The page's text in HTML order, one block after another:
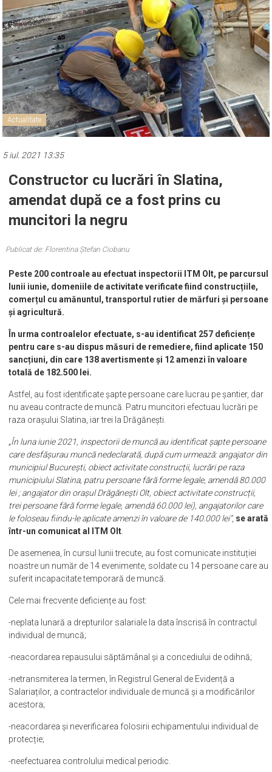
Actualitate
5 iul. 2021 13:35
Constructor cu lucrări în Slatina,
amendat după ce a fost prins cu
muncitori la negru
Publicat de: Florentina Ștefan Ciobanu
Peste 200 controale au efectuat inspectorii ITM Olt, pe parcursul
lunii iunie, domeniile de activitate verificate fiind construcțiile,
comerțul cu amănuntul, transportul rutier de mărfuri și persoane
și agricultură.
În urma controalelor efectuate, s-au identificat 257 deficiențe
pentru care s-au dispus măsuri de remediere, fiind aplicate 150
sancțiuni, din care 138 avertismente și 12 amenzi în valoare
totală de 182.500 lei.
Astfel, au fost identificate șapte persoane care lucrau pe șantier, dar
nu aveau contracte de muncă. Patru muncitori efectuau lucrări pe
raza orașului Slatina, iar trei la Drăgănești.
„În luna iunie 2021, inspectorii de muncă au identificat șapte persoane
care desfășurau muncă nedeclarată, după cum urmează: angajator din
municipiul București, obiect activitate construcții, lucrări pe raza
municipiului Slatina, patru persoane fără forme legale, amendă 80.000
lei ; angajator din orașul Drăgănești Olt, obiect activitate construcții,
trei persoane fără forme legale, amendă 60.000 lei), angajatorilor care
le foloseau fiindu-le aplicate amenzi în valoare de 140.000 lei”, se arată
într-un comunicat al ITM Olt
De asemenea, în cursul lunii trecute, au fost comunicate instituției
noastre un număr de 14 evenimente, soldate cu 14 persoane care au
suferit incapacitate temporară de muncă.
Cele mai frecvente deficiențe au fost:
-neplata lunară a drepturilor salariale la data înscrisă în contractul
individual de muncă;
-neacordarea repausului săptămânal și a concediului de odihnă;
-netransmiterea la termen, în Registrul General de Evidență a
Salariaților, a contractelor individuale de muncă și a modificărilor
acestora;
-neacordarea și neverificarea folosirii echipamentului individual de
protecție;
-neefectuarea controlului medical periodic.